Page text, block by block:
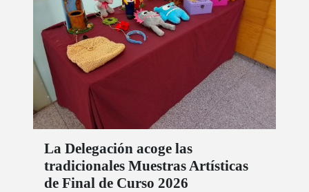
La Delegación acoge las
tradicionales Muestras Artísticas
de Final de Curso 2026